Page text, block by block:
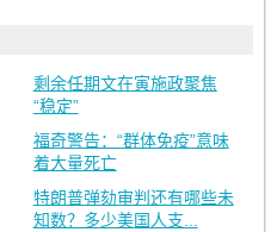
剩余任期文在寅施政聚焦
“稳定”
福奇警告：“群体免疫”意味
着大量死亡
特朗普弹劾审判还有哪些未
知数？多少美国人支...